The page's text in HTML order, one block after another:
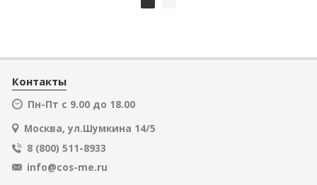
Контакты
Пн-Пт с 9.00 до 18.00
Москва, ул.Шумкина 14/5
8 (800) 511-8933
info@cos-me.ru